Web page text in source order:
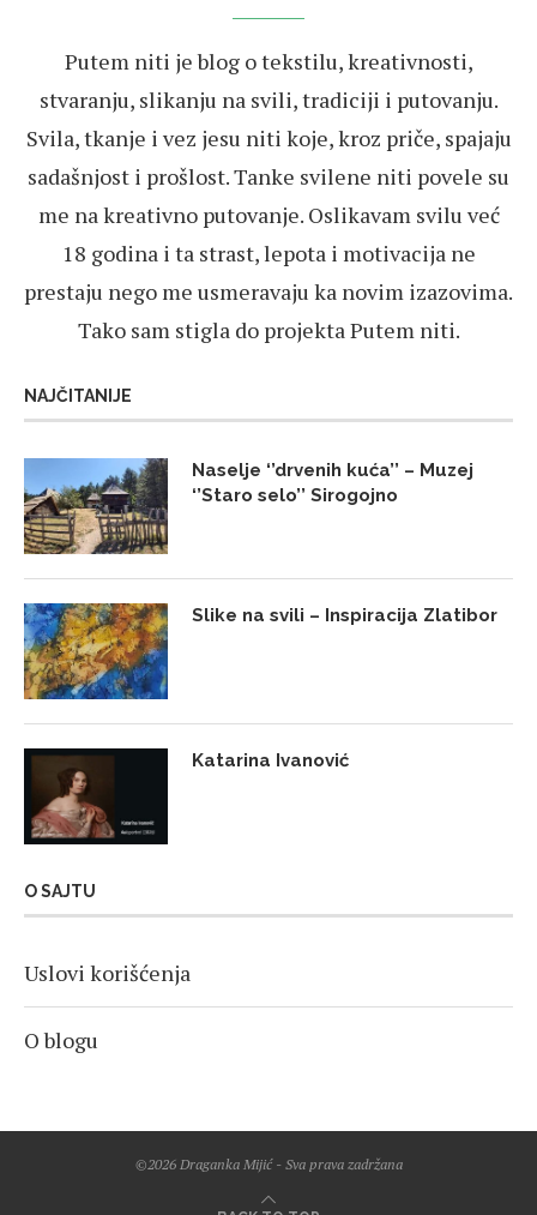
Putem niti je blog o tekstilu, kreativnosti,
stvaranju, slikanju na svili, tradiciji i putovanju.
Svila, tkanje i vez jesu niti koje, kroz priče, spajaju
sadašnjost i prošlost. Tanke svilene niti povele su
me na kreativno putovanje. Oslikavam svilu već
18 godina i ta strast, lepota i motivacija ne
prestaju nego me usmeravaju ka novim izazovima.
Tako sam stigla do projekta Putem niti.
NAJČITANIJE
Naselje ‘’drvenih kuća’’ – Muzej
‘’Staro selo’’ Sirogojno
Slike na svili – Inspiracija Zlatibor
Katarina Ivanović
O SAJTU
Uslovi korišćenja
O blogu
©2026 Draganka Mijić - Sva prava zadržana